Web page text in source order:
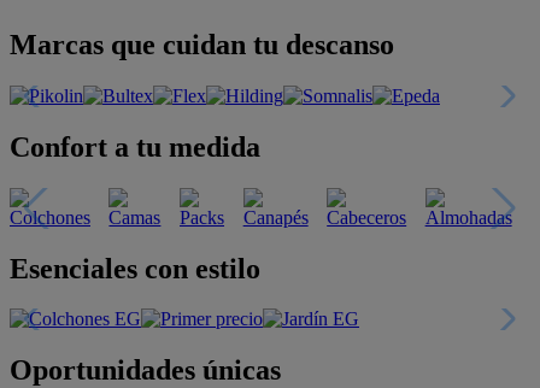
Marcas que cuidan tu descanso
Confort a tu medida
Esenciales con estilo
Oportunidades únicas